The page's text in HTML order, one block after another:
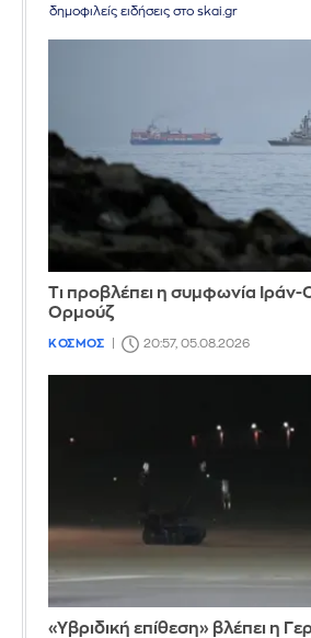
δημοφιλείς ειδήσεις στο skai.gr
Τι προβλέπει η συμφωνία Ιράν-
Ορμούζ
ΚΟΣΜΟΣ 20:57, 05.08.2026
«Υβριδική επίθεση» βλέπει η